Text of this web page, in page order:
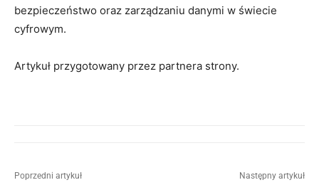
bezpieczeństwo oraz zarządzaniu danymi w świecie
cyfrowym.
Artykuł przygotowany przez partnera strony.
Poprzedni artykuł Następny artykuł